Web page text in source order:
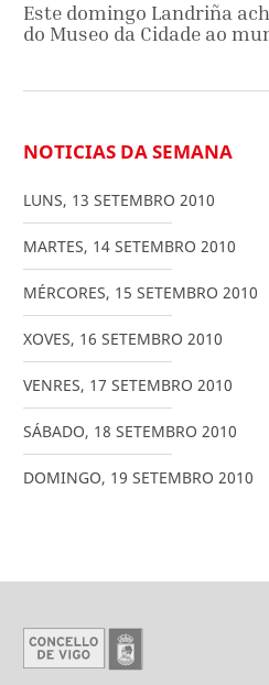
Este domingo Landriña
do Museo da Cidade ao
NOTICIAS DA SEMANA
LUNS, 13 SETEMBRO 2010
MARTES, 14 SETEMBRO 2010
MÉRCORES, 15 SETEMBRO 2010
XOVES, 16 SETEMBRO 2010
VENRES, 17 SETEMBRO 2010
SÁBADO, 18 SETEMBRO 2010
DOMINGO, 19 SETEMBRO 2010